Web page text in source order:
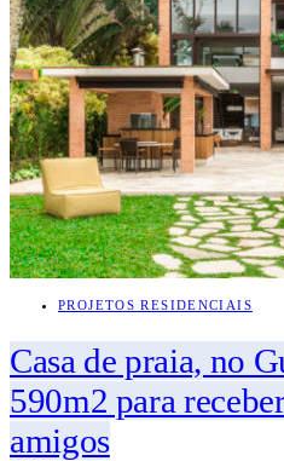
PROJETOS RESIDENCIAIS
Casa de praia, no
590m2 para
amigos